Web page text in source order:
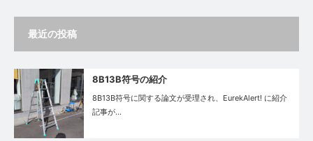
最近の投稿
8B13B符号の紹介
8B13B符号に関する論文が受理され、EurekAlert! に紹介
記事が…